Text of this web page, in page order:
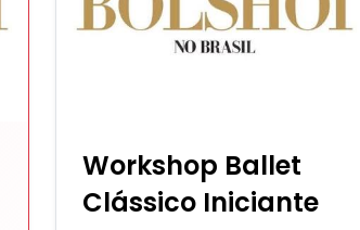
Workshop Ballet
Clássico Iniciante